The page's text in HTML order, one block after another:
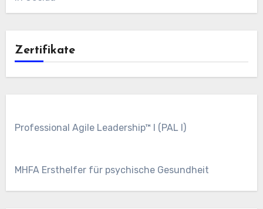
Zertifikate
Professional Agile Leadership™ I (PAL I)
MHFA Ersthelfer für psychische Gesundheit